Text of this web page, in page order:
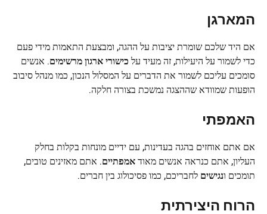
המארגן
אם היד שלכם שומרת יציבות על ההגה, ומבצעת התאמות מידי פעם
כדי לשמור על היעילות, זה מעיד על כישורי ארגון מרשימים. אנשים
סומכים עליכם לשמור את הדברים על המסלול הנכון, כמו מנהל סיבוב
הופעות שמוודא שההצגה נמשכת בצורה חלקה.
האמפתי
אם אתם אוחזים בהגה בעדינות, עם ידיים מונחות בקלות בחלק
העליון, אתם כנראה אנשים מאודאמפתיים. אתם מאזינים טובים,
תומכים ונגישים לחבריכם, כמו פסיכולוג בין חברים.
הרוח היצירתית